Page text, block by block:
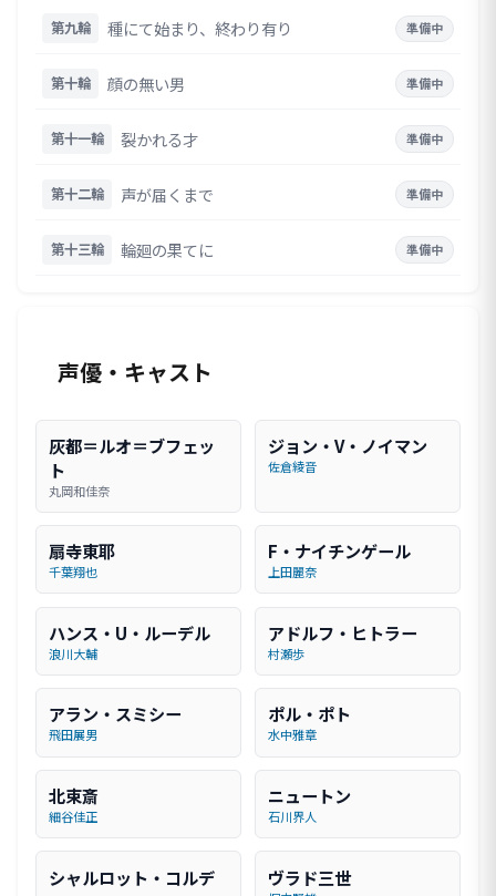
第九輪 種にて始まり、終わり有り 準備中
第十輪 顔の無い男 準備中
第十一輪 裂かれる才 準備中
第十二輪 声が届くまで 準備中
第十三輪 輪廻の果てに 準備中
声優・キャスト
灰都＝ルオ＝ブフェッ
ト
丸岡和佳奈
ジョン・V・ノイマン
佐倉綾音
扇寺東耶
千葉翔也
F・ナイチンゲール
上田麗奈
ハンス・U・ルーデル
浪川大輔
アドルフ・ヒトラー
村瀬歩
アラン・スミシー
飛田展男
ポル・ポト
水中雅章
北束斎
細谷佳正
ニュートン
石川界人
シャルロット・コルデ
ヴラド三世